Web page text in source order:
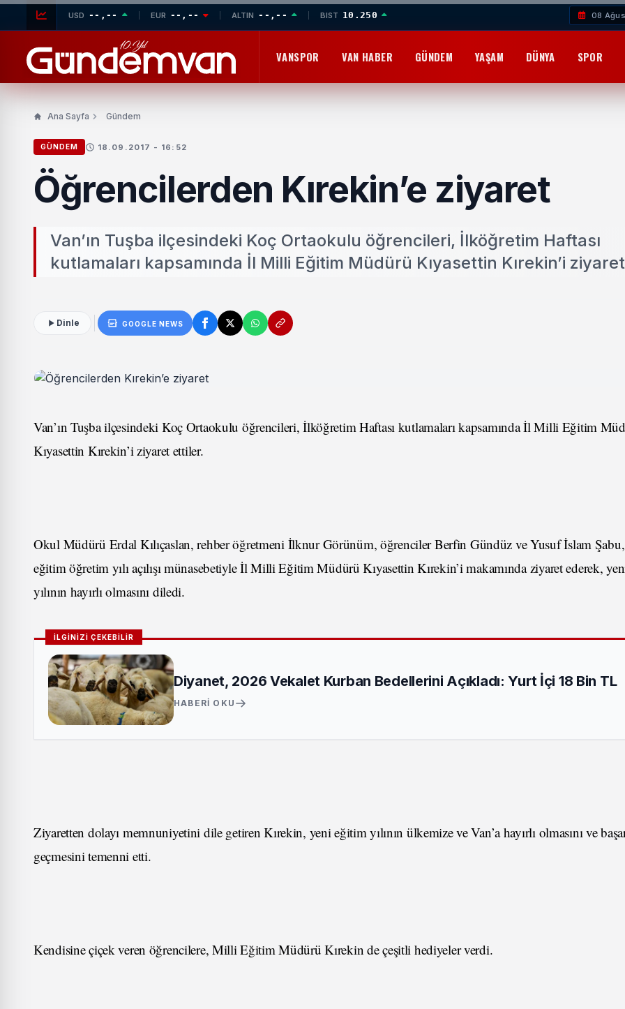
USD --,-- EUR --,-- ALTIN --,-- BIST 10.250 08
VANSPOR VAN HABER GÜNDEM YAŞAM DÜNYA SPOR
Ana Sayfa Gündem
GÜNDEM 18.09.2017 - 16:52
Öğrencilerden Kırekin’e ziyaret
Van’ın Tuşba ilçesindeki Koç Ortaokulu öğrencileri, İlköğretim Haftası
kutlamaları kapsamında İl Milli Eğitim Müdürü Kıyasettin Kırekin’i
Dinle GOOGLE NEWS
Van’ın Tuşba ilçesindeki Koç Ortaokulu öğrencileri, İlköğretim Haftası kutlamaları kapsamında İl Milli Eğitim
Kıyasettin Kırekin’i ziyaret ettiler.
Okul Müdürü Erdal Kılıçaslan, rehber öğretmeni İlknur Görünüm, öğrenciler Berfin Gündüz ve Yusuf İslam
eğitim öğretim yılı açılışı münasebetiyle İl Milli Eğitim Müdürü Kıyasettin Kırekin’i makamında ziyaret ederek,
yılının hayırlı olmasını diledi.
İLGİNİZİ ÇEKEBİLİR
Diyanet, 2026 Vekalet Kurban Bedellerini Açıkladı: Yurt İçi 18 Bin TL
HABERI OKU
Ziyaretten dolayı memnuniyetini dile getiren Kırekin, yeni eğitim yılının ülkemize ve Van’a hayırlı olmasını ve
geçmesini temenni etti.
Kendisine çiçek veren öğrencilere, Milli Eğitim Müdürü Kırekin de çeşitli hediyeler verdi.